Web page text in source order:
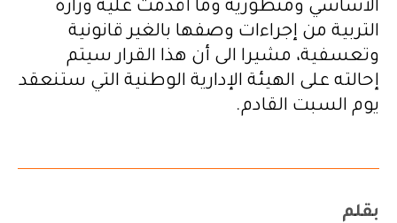
الأساسي ومنظوريه وما أقدمت عليه وزارة
التربية من إجراءات وصفها بالغير قانونية
وتعسفية، مشيرا الى أن هذا القرار سيتم
إحالته على الهيئة الإدارية الوطنية التي ستنعقد
يوم السبت القادم.
بقلم